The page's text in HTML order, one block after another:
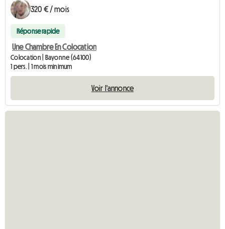
320 € / mois
Réponse rapide
Une Chambre En Colocation
Colocation | Bayonne (64100)
1 pers. | 1 mois minimum
Voir l'annonce